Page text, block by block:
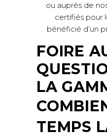
ou auprès de
certifiés pour
bénéficié d’un
FOIRE
LA
TEMPS